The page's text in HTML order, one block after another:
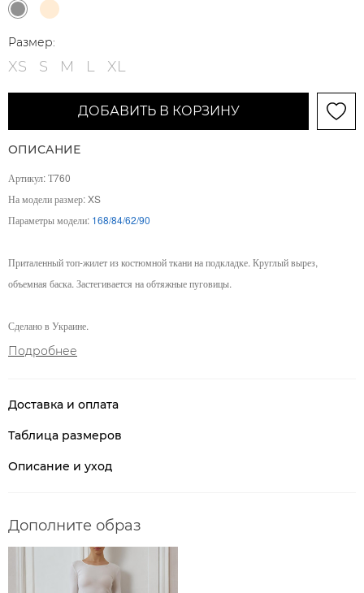
Размер:
XS S M L XL
ДОБАВИТЬ В КОРЗИНУ
ОПИСАНИЕ
Артикул: Т760
На модели размер: XS
Параметры модели: 168/84/62/90
Приталенный топ-жилет из костюмной ткани на подкладке. Круглый вырез,
объемная баска. Застегивается на обтяжные пуговицы.
Сделано в Украине.
Подробнее
Доставка и оплата
Таблица размеров
Описание и уход
Дополните образ